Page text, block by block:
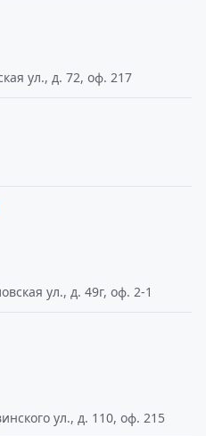
ул., д. 72, оф. 217
ул., д. 49г, оф. 2-1
ул., д. 110, оф. 215